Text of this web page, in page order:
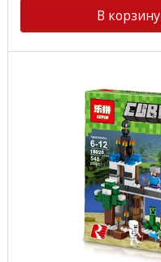
В корзину